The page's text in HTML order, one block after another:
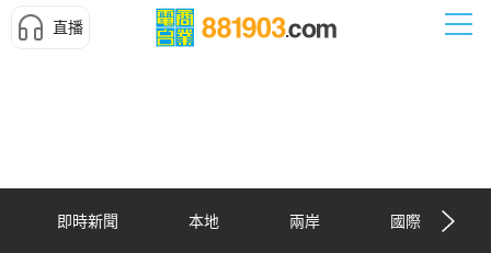
直播
即時新聞 本地 兩岸 國際